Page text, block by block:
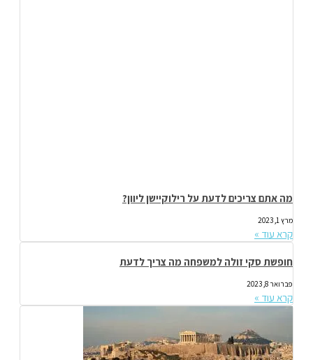
מה אתם צריכים לדעת על רילוקיישן ליוון?
מרץ 1, 2023
קרא עוד »
חופשת סקי זולה למשפחה מה צריך לדעת
פברואר 8, 2023
קרא עוד »